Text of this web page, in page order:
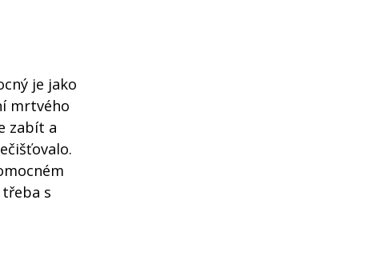
je jako
mrtvého
zabít a
s